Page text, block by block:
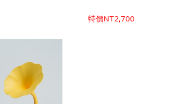
特價NT2,700